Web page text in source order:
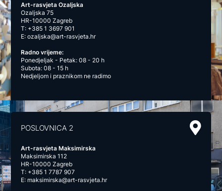
Art-rasvjeta Ozaljska
Ozaljska 75
HR-10000 Zagreb
T: +385 1 3697 901
E:ozaljska@art-rasvjeta.hr
Radno vrijeme:
Ponedjeljak - Petak: 08 - 20 h
Subota: 08 - 15 h
Nedjeljom i praznikom ne radimo
POSLOVNICA 2
Art-rasvjeta Maksimirska
Maksimirska 112
HR-10000 Zagreb
T: +385 1 7787 907
E: maksimirska@art-rasvjeta.hr